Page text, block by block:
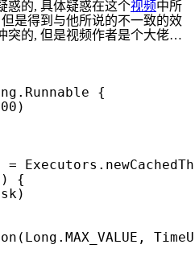
惑的, 具体疑惑在这个视频中所
是得到与他所说的不一致的效
突的, 但是视频作者是个大佬…
. Runnable
{
)
= Executors .
)
{
)
( Long . MAX_VALUE ,